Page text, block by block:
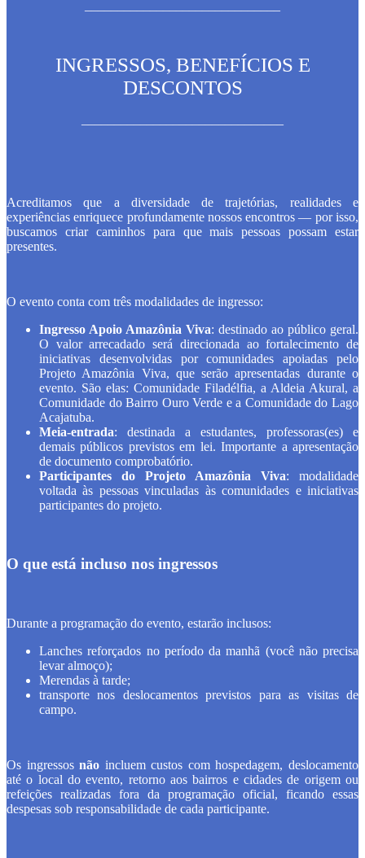
INGRESSOS, BENEFÍCIOS E
DESCONTOS
Acreditamos que a diversidade de trajetórias, realidades e
experiências enriquece profundamente nossos encontros — por isso,
buscamos criar caminhos para que mais pessoas possam estar
presentes.
O evento conta com três modalidades de ingresso:
Ingresso Apoio Amazônia Viva: destinado ao público geral.
O valor arrecadado será direcionada ao fortalecimento de
iniciativas desenvolvidas por comunidades apoiadas pelo
Projeto Amazônia Viva, que serão apresentadas durante o
evento. São elas: Comunidade Filadélfia, a Aldeia Akural, a
Comunidade do Bairro Ouro Verde e a Comunidade do Lago
Acajatuba.
Meia-entrada: destinada a estudantes, professoras(es) e
demais públicos previstos em lei. Importante a apresentação
de documento comprobatório.
Participantes do Projeto Amazônia Viva: modalidade
voltada às pessoas vinculadas às comunidades e iniciativas
participantes do projeto.
O que está incluso nos ingressos
Durante a programação do evento, estarão inclusos:
Lanches reforçados no período da manhã (você não precisa
levar almoço);
Merendas à tarde;
transporte nos deslocamentos previstos para as visitas de
campo.
Os ingressosnão incluem custos com hospedagem, deslocamento
até o local do evento, retorno aos bairros e cidades de origem ou
refeições realizadas fora da programação oficial, ficando essas
despesas sob responsabilidade de cada participante.